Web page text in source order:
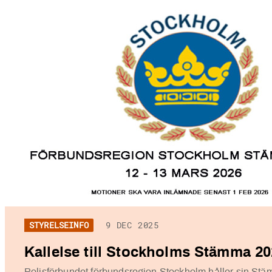
STYRELSEINFO 9 DEC 2025
Kallelse till Stockholms Stämma